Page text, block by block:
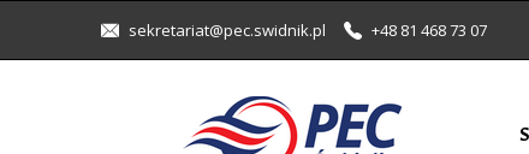
sekretariat@pec.swidnik.pl +48 81 468 73 07